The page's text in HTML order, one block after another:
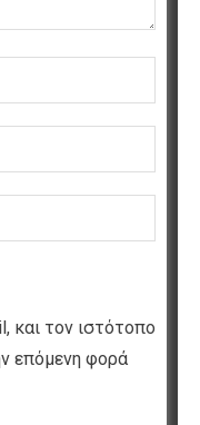
και τον ιστότοπο
επόμενη φορά